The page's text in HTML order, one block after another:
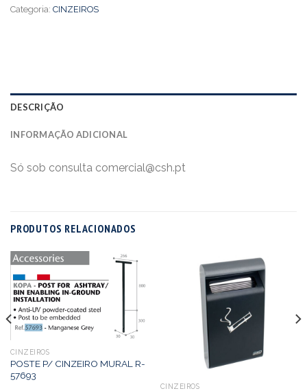
Categoria: CINZEIROS
DESCRIÇÃO
INFORMAÇÃO ADICIONAL
Só sob consulta comercial@csh.pt
PRODUTOS RELACIONADOS
CINZEIROS
POSTE P/ CINZEIRO MURAL R-
57693
CINZEIROS